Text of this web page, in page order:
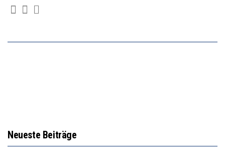
Neueste Beiträge